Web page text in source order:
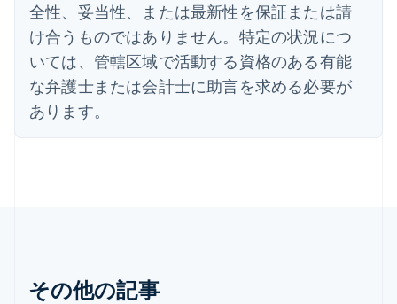
全性、妥当性、または最新性を保証または請
け合うものではありません。特定の状況につ
いては、管轄区域で活動する資格のある有能
な弁護士または会計士に助言を求める必要が
あります。
その他の記事
オーストリア
DeutschEnglish
オランダ
Nederlands English
カナダ
EnglishFrançais
キプロス
English
English简体中文